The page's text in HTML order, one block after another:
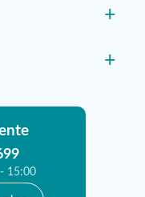
+
+
15:00